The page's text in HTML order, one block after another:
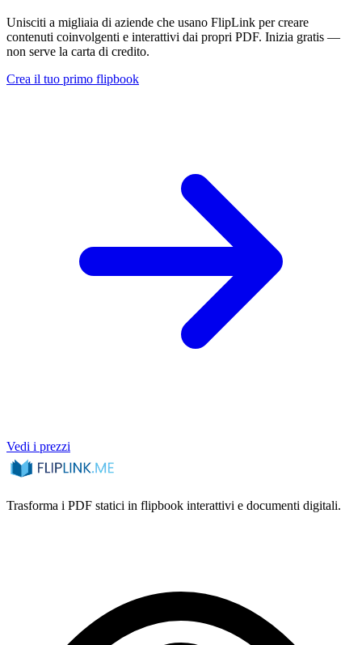
Unisciti a migliaia di aziende che usano FlipLink per creare
contenuti coinvolgenti e interattivi dai propri PDF. Inizia gratis —
non serve la carta di credito.
Crea il tuo primo flipbook
Vedi i prezzi
Trasforma i PDF statici in flipbook interattivi e documenti digitali.